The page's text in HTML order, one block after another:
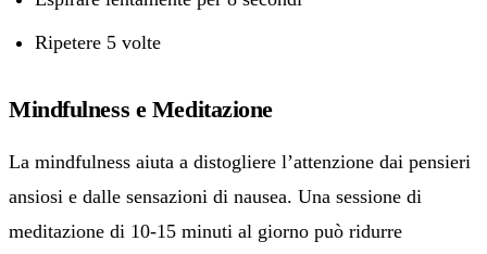
Ripetere 5 volte
Mindfulness e Meditazione
La mindfulness aiuta a distogliere l’attenzione dai pensieri
ansiosi e dalle sensazioni di nausea. Una sessione di
meditazione di 10-15 minuti al giorno può ridurre